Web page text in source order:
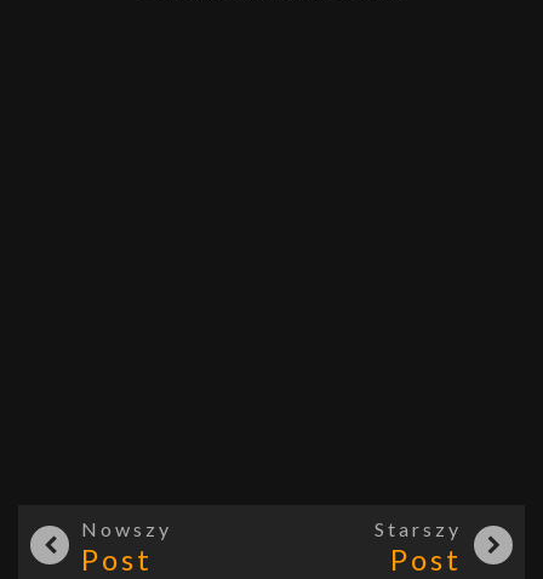
Nowszy
Post
Starszy
Post